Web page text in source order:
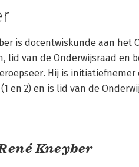
is docentwiskunde aan het
lid van de Onderwijsraad en
Hij is
en 2) en is lid van de
Kneyber